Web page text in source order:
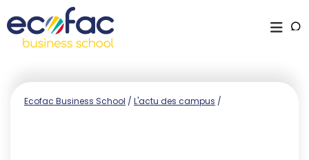
Ecofac Business School / L'actu des campus /